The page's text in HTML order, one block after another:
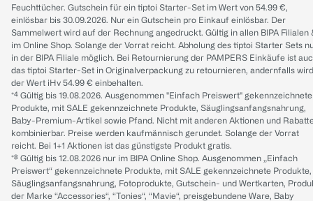
Feuchttücher. Gutschein für ein tiptoi Starter-Set im Wert von 54.99 €,
einlösbar bis 30.09.2026. Nur ein Gutschein pro Einkauf einlösbar. Der
Sammelwert wird auf der Rechnung angedruckt. Gültig in allen BIPA Filialen
im Online Shop. Solange der Vorrat reicht. Abholung des tiptoi Starter Sets
in der BIPA Filiale möglich. Bei Retournierung der PAMPERS Einkäufe ist
das tiptoi Starter-Set in Originalverpackung zu retournieren, andernfalls wird
der Wert iHv 54.99 € einbehalten.
*⁴ Gültig bis 19.08.2026. Ausgenommen "Einfach Preiswert" gekennzeichnete
Produkte, mit SALE gekennzeichnete Produkte, Säuglingsanfangsnahrung,
Baby-Premium-Artikel sowie Pfand. Nicht mit anderen Aktionen und
kombinierbar. Preise werden kaufmännisch gerundet. Solange der Vorrat
reicht. Bei 1+1 Aktionen ist das günstigste Produkt gratis.
*⁸ Gültig bis 12.08.2026 nur im BIPA Online Shop. Ausgenommen „Einfach
Preiswert“ gekennzeichnete Produkte, mit SALE gekennzeichnete Produkte,
Säuglingsanfangsnahrung, Fotoprodukte, Gutschein- und Wertkarten,
der Marke “Accessories“, “Tonies“, “Mavie“, preisgebundene Ware, Baby